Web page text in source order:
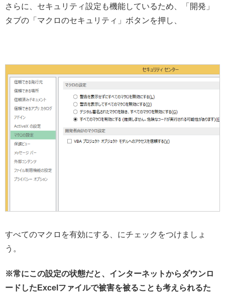
さらに、セキュリティ設定も機能しているため、「開発」
タブの「マクロのセキュリティ」ボタンを押し、
すべてのマクロを有効にする、にチェックをつけましょ
う。
※常にこの設定の状態だと、インターネットからダウンロ
ードしたExcelファイルで被害を被ることも考えられるた